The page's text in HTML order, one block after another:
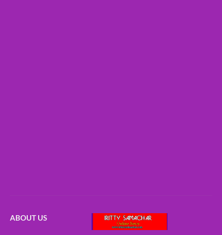
ABOUT US